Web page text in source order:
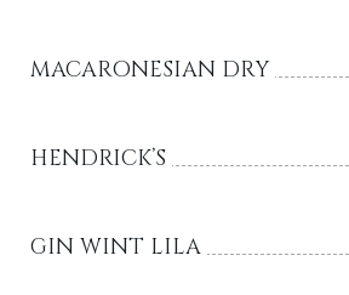
MACARONESIAN DRY
HENDRICK’S
GIN WINT LILA